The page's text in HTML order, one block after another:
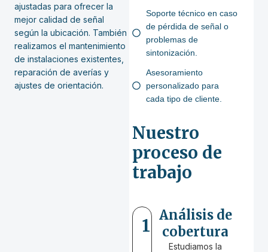
ajustadas para ofrecer la
mejor calidad de señal
según la ubicación. También
realizamos el mantenimiento
de instalaciones existentes,
reparación de averías y
ajustes de orientación.
Soporte técnico en caso
de pérdida de señal o
problemas de
sintonización.
Asesoramiento
personalizado para
cada tipo de cliente.
Nuestro
proceso de
trabajo
1 Análisis de
cobertura
Estudiamos la